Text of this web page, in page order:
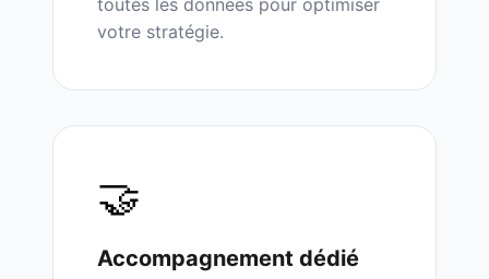
toutes les données pour optimiser
votre stratégie.
🤝
Accompagnement dédié